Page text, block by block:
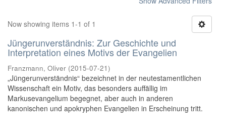
Now showing items 1-1 of 1
Jüngerunverständnis: Zur Geschichte und
Interpretation eines Motivs der Evangelien
Franzmann, Oliver (2015-07-21)
„Jüngerunverständnis“ bezeichnet in der neutestamentlichen
Wissenschaft ein Motiv, das besonders auffällig im
Markusevangelium begegnet, aber auch in anderen
kanonischen und apokryphen Evangelien in Erscheinung tritt.